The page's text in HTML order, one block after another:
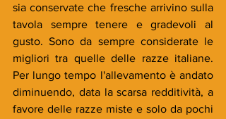
sia conservate che fresche arrivino sulla
tavola sempre tenere e gradevoli al
gusto. Sono da sempre considerate le
migliori tra quelle delle razze italiane.
Per lungo tempo l'allevamento è andato
diminuendo, data la scarsa redditività, a
favore delle razze miste e solo da pochi